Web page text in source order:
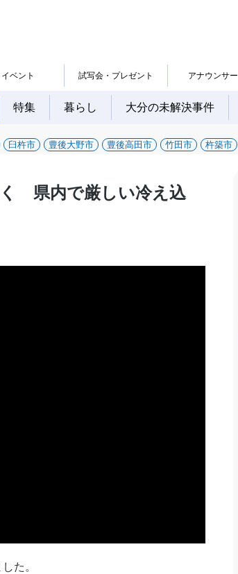
イベント 試写会・プレゼント アナウンサー
特集 暮らし 大分の未解決事件
臼杵市 豊後大野市 豊後高田市 竹田市 杵築市
く 県内で厳しい冷え込
た。